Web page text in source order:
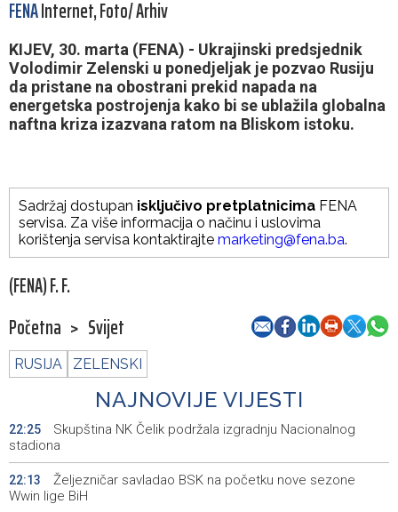
FENAInternet, Foto/ Arhiv
KIJEV, 30. marta (FENA) - Ukrajinski predsjednik
Volodimir Zelenski u ponedjeljak je pozvao Rusiju
da pristane na obostrani prekid napada na
energetska postrojenja kako bi se ublažila globalna
naftna kriza izazvana ratom na Bliskom istoku.
Sadržaj dostupan isključivo pretplatnicima FENA
servisa. Za više informacija o načinu i uslovima
korištenja servisa kontaktirajte marketing@fena.ba.
(FENA) F. F.
Početna > Svijet
RUSIJA ZELENSKI
NAJNOVIJE VIJESTI
22:25
Skupština NK Čelik podržala izgradnju Nacionalnog
stadiona
22:13
Željezničar savladao BSK na početku nove sezone
Wwin lige BiH